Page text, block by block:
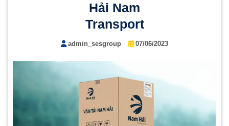
Hải Nam
Transport
admin_sesgroup 07/06/2023